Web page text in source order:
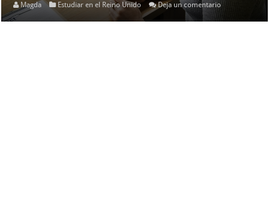
Magda Estudiar en el Reino Unido Deja un comentario